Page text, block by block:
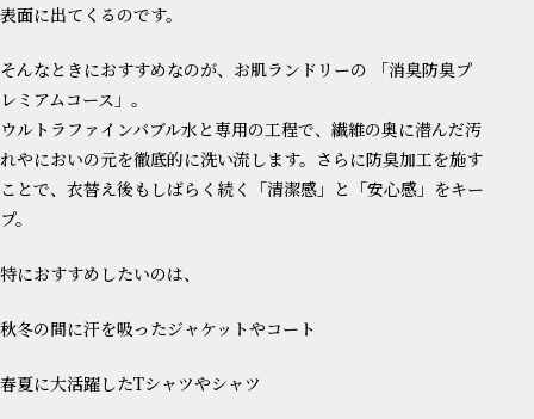
表面に出てくるのです。
そんなときにおすすめなのが、お肌ランドリーの 「消臭防臭プ
レミアムコース」。
ウルトラファインバブル水と専用の工程で、繊維の奥に潜んだ汚
れやにおいの元を徹底的に洗い流します。さらに防臭加工を施す
ことで、衣替え後もしばらく続く「清潔感」と「安心感」をキー
プ。
特におすすめしたいのは、
秋冬の間に汗を吸ったジャケットやコート
春夏に大活躍したTシャツやシャツ